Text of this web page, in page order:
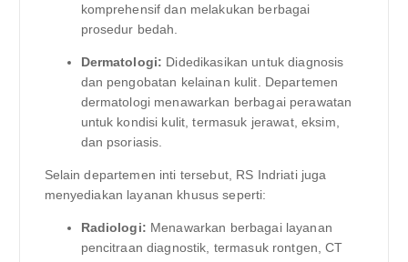
komprehensif dan melakukan berbagai
prosedur bedah.
Dermatologi: Didedikasikan untuk diagnosis
dan pengobatan kelainan kulit. Departemen
dermatologi menawarkan berbagai perawatan
untuk kondisi kulit, termasuk jerawat, eksim,
dan psoriasis.
Selain departemen inti tersebut, RS Indriati juga
menyediakan layanan khusus seperti:
Radiologi: Menawarkan berbagai layanan
pencitraan diagnostik, termasuk rontgen, CT